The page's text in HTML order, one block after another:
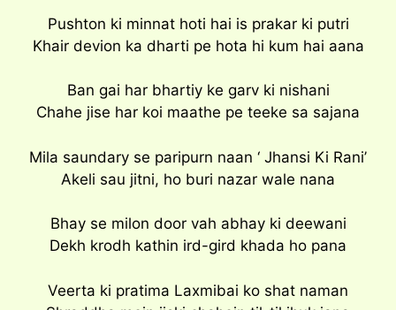
Pushton ki minnat hoti hai is prakar ki putri
Khair devion ka dharti pe hota hi kum hai aana
Ban gai har bhartiy ke garv ki nishani
Chahe jise har koi maathe pe teeke sa sajana
Mila saundary se paripurn naan ‘ Jhansi Ki Rani’
Akeli sau jitni, ho buri nazar wale nana
Bhay se milon door vah abhay ki deewani
Dekh krodh kathin ird-gird khada ho pana
Veerta ki pratima Laxmibai ko shat naman